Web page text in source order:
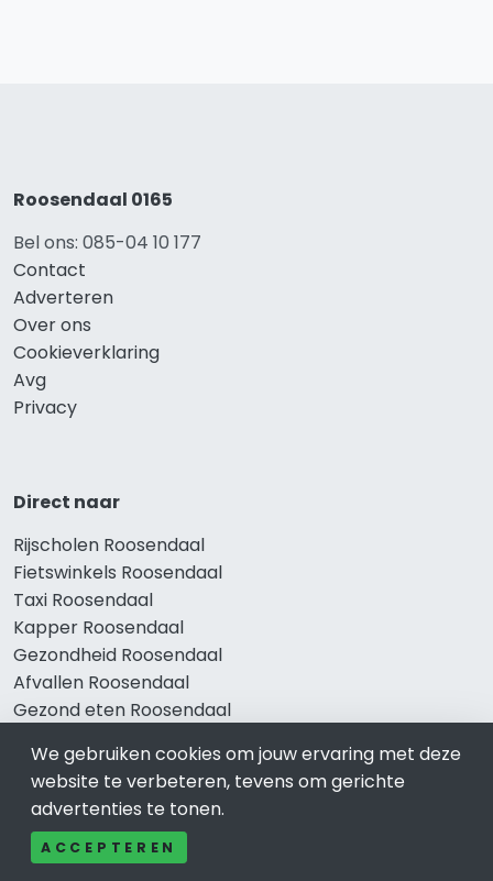
Roosendaal 0165
Bel ons: 085-04 10 177
Contact
Adverteren
Over ons
Cookieverklaring
Avg
Privacy
Direct naar
Rijscholen Roosendaal
Fietswinkels Roosendaal
Taxi Roosendaal
Kapper Roosendaal
Gezondheid Roosendaal
Afvallen Roosendaal
Gezond eten Roosendaal
Bekend in Roosendaal
Restaurants Roosendaal
We gebruiken cookies om jouw ervaring met deze
website te verbeteren, tevens om gerichte
advertenties te tonen.
ACCEPTEREN